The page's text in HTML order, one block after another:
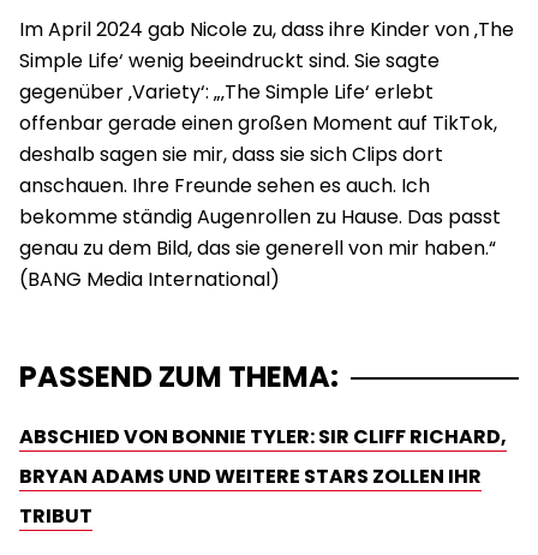
Im April 2024 gab Nicole zu, dass ihre Kinder von ‚The
Simple Life‘ wenig beeindruckt sind. Sie sagte
gegenüber ‚Variety‘: „‚The Simple Life‘ erlebt
offenbar gerade einen großen Moment auf TikTok,
deshalb sagen sie mir, dass sie sich Clips dort
anschauen. Ihre Freunde sehen es auch. Ich
bekomme ständig Augenrollen zu Hause. Das passt
genau zu dem Bild, das sie generell von mir haben.“
PASSEND ZUM THEMA:
ABSCHIED VON BONNIE TYLER: SIR CLIFF RICHARD,
BRYAN ADAMS UND WEITERE STARS ZOLLEN IHR
TRIBUT